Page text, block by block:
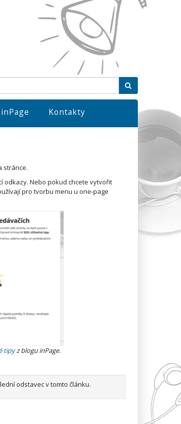
Kontakty
stránce.
odkazy. Nebo pokud chcete vytvořit
pro tvorbu menu u one-page
tipyz blogu inPage.
odstavec v tomto článku.